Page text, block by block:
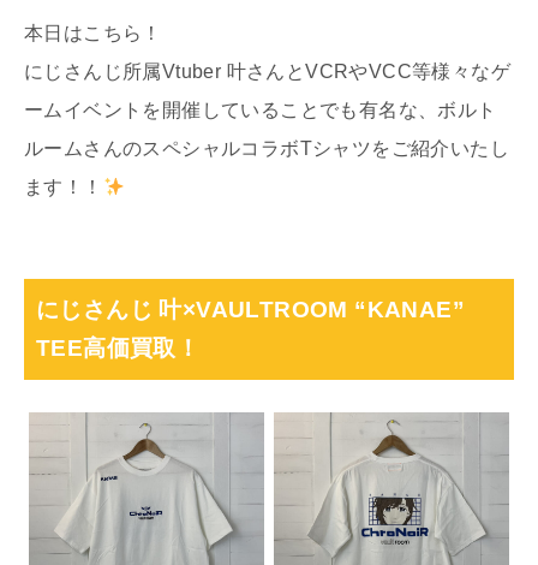
本日はこちら！
にじさんじ所属Vtuber 叶さんとVCRやVCC等様々なゲ
ームイベントを開催していることでも有名な、ボルト
ルームさんのスペシャルコラボTシャツをご紹介いたし
ます！！
にじさんじ 叶×VAULTROOM “KANAE”
TEE高価買取！